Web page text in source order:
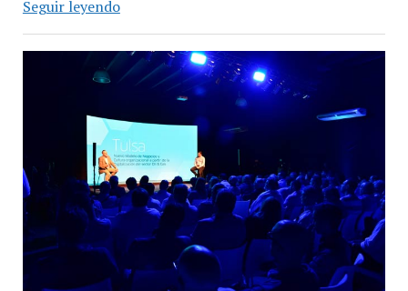
Seguir leyendoDesayuno
PyMEs
industriales
gastronómico